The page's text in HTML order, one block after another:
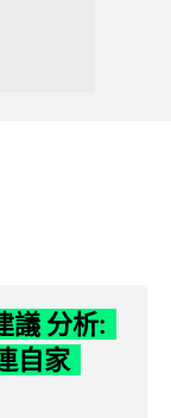
議 分析:
自家